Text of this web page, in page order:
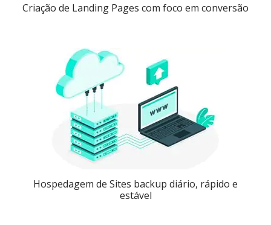
Criação de Landing Pages com foco em conversão
Hospedagem de Sites backup diário, rápido e
estável